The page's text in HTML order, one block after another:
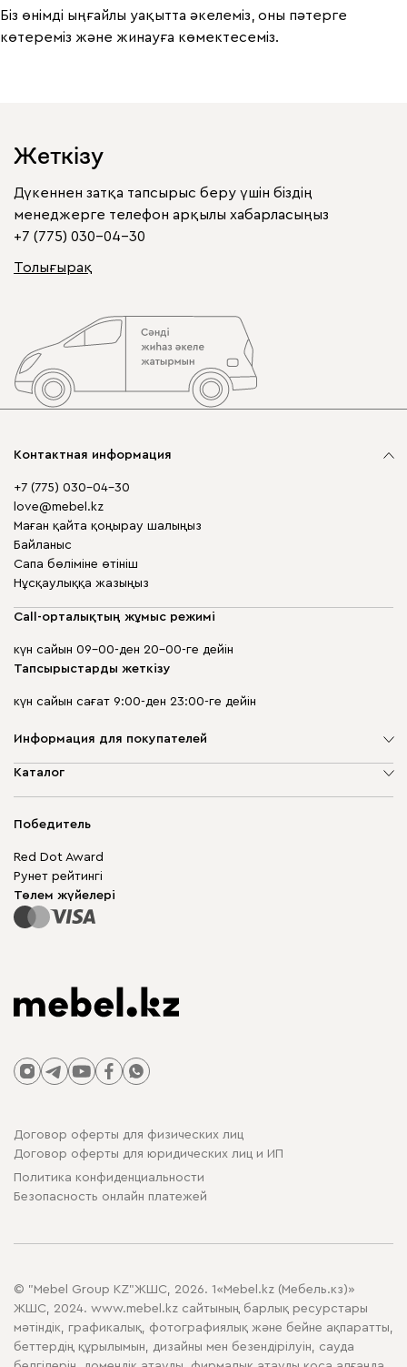
Біз өнімді ыңғайлы уақытта әкелеміз, оны пәтерге
көтереміз және жинауға көмектесеміз.
Жеткізу
Дүкеннен затқа тапсырыс беру үшін біздің
менеджерге телефон арқылы хабарласыңыз
+7 (775) 030-04-30
Толығырақ
Контактная информация
+7 (775) 030-04-30
love@mebel.kz
Маған қайта қоңырау шалыңыз
Байланыс
Сапа бөліміне өтініш
Нұсқаулыққа жазыңыз
Call-орталықтың жұмыс режимі
күн сайын 09-00-ден 20-00-ге дейін
Тапсырыстарды жеткізу
күн сайын сағат 9:00-ден 23:00-ге дейін
Информация для покупателей
Компания туралы
Кепілдік
Бизнес үшін
Сайт картасы
Каталог
Шкаф жиһазы
Модульдік жиһаз
Үстелдер мен орындықтар
Победитель
Red Dot Award
Рунет рейтингі
Төлем жүйелері
Договор оферты для физических лиц
Договор оферты для юридических лиц и ИП
Политика конфиденциальности
Безопасность онлайн платежей
© "Mebel Group KZ"ЖШС, 2026. 1«Mebel.kz (Мебель.кз)»
ЖШС, 2024. www.mebel.kz сайтының барлық ресурстары
мәтіндік, графикалық, фотографиялық және бейне ақпаратты,
беттердің құрылымын, дизайны мен безендірілуін, сауда